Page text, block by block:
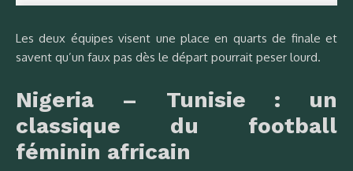
Les deux équipes visent une place en quarts de finale et
savent qu’un faux pas dès le départ pourrait peser lourd.
Nigeria – Tunisie : un
classique du football
féminin africain